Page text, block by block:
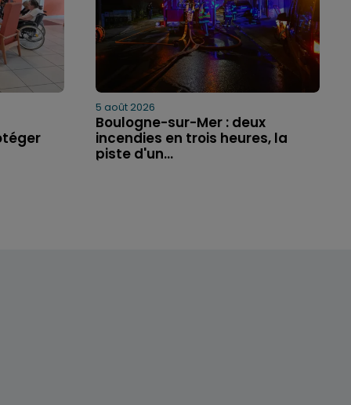
5 août 2026
Boulogne-sur-Mer : deux
incendies en trois heures, la
piste d'un...